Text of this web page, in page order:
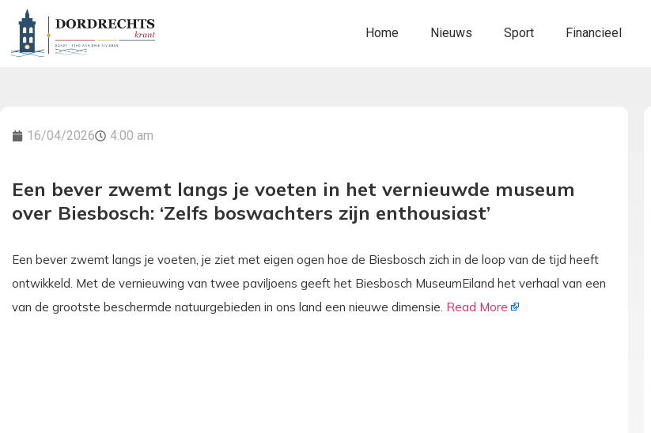
Home Nieuws Sport Financieel
16/04/2026 4:00 am
Een bever zwemt langs je voeten in het vernieuwde museum
over Biesbosch: ‘Zelfs boswachters zijn enthousiast’
Een bever zwemt langs je voeten, je ziet met eigen ogen hoe de Biesbosch zich in de loop van de tijd heeft
ontwikkeld. Met de vernieuwing van twee paviljoens geeft het Biesbosch MuseumEiland het verhaal van een
van de grootste beschermde natuurgebieden in ons land een nieuwe dimensie. Read More